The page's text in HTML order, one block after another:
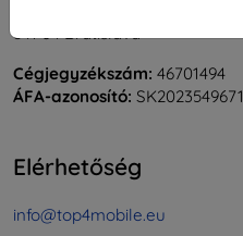
841 04 Bratislava
Cégjegyzékszám: 46701494
ÁFA-azonosító: SK2023549671
Elérhetőség
info@top4mobile.eu